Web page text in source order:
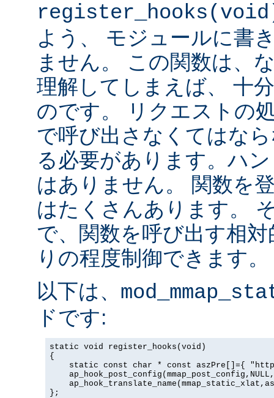
よう、 モジュールに書
ません。 この関数は、
理解してしまえば、 十
のです。 リクエストの
で呼び出さなくてはな
る必要があります。ハ
はありません。 関数を
はたくさんあります。
で、関数を呼び出す相
りの程度制御できます。
以下は、
ドです:
static void register_hooks(void)
{
static const char * const aszPre[]={
};